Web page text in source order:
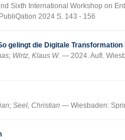
Sixth International Workshop on
2024 S. 143 - 156
gelingt die Digitale
Wirtz, Klaus W.
2024. Aufl.
Seel, Christian
Wiesbaden: